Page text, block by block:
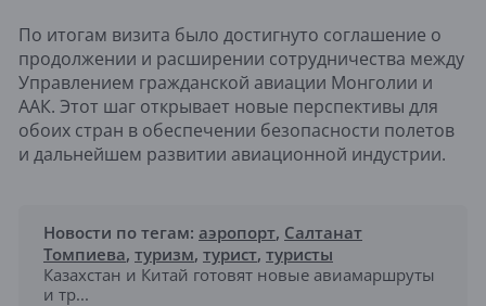
По итогам визита было достигнуто соглашение о
продолжении и расширении сотрудничества между
Управлением гражданской авиации Монголии и
ААК. Этот шаг открывает новые перспективы для
обоих стран в обеспечении безопасности полетов
и дальнейшем развитии авиационной индустрии.
Новости по тегам: аэропорт, Салтанат
Томпиева, туризм, турист, туристы
Казахстан и Китай готовят новые авиамаршруты
и тр...